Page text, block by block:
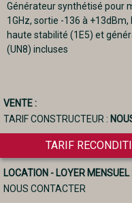
Générateur synthétisé pour
1GHz, sortie -136 à
haute stabilité (1E5) et
(UN8) incluses
VENTE :
TARIF CONSTRUCTEUR :
TARIF
LOCATION - LOYER MENSUEL
NOUS CONTACTER